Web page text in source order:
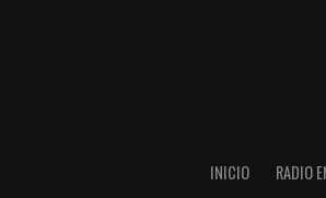
INICIO RADIO